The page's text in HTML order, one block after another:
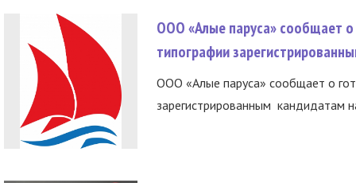
ООО «Алые паруса» сообщает о
типографии
ООО «Алые паруса» сообщает о
зарегистрированным кандидатам